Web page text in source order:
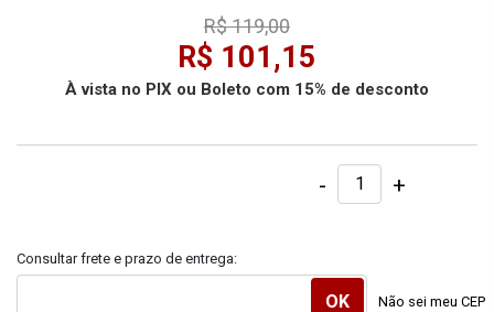
R$ 101,15
À vista no PIX ou Boleto com 15% de desconto
R$ 119,00
- +
Consultar frete e prazo de entrega:
Não sei meu CEP